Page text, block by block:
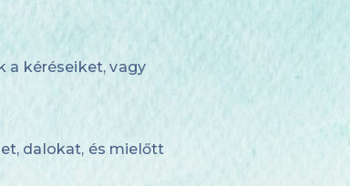
a kéréseiket, vagy
dalokat, és mielőtt